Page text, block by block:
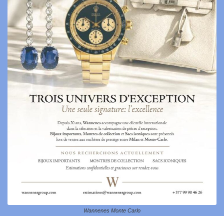
Wannenes Monte Carlo